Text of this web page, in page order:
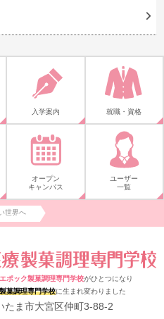
入学案内 就職・資格
オープン
キャンパス
ユーザー
一覧
世界へ
ポック製菓調理専門学校がひとつになり
菓調理専門学校に生まれ変わりました
たま市大宮区仲町3-88-2